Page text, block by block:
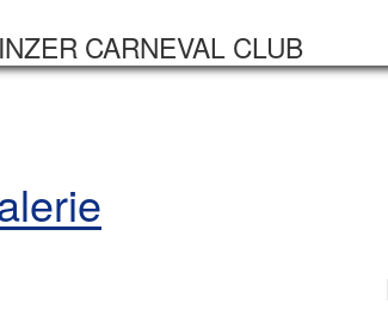
CARNEVAL CLUB